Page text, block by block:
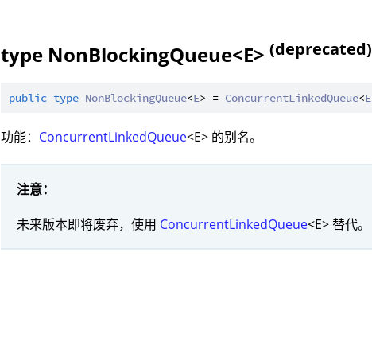
type NonBlockingQueue<E>(deprecated)
public type NonBlockingQueue<E> = ConcurrentLinkedQueue<E
功能： ConcurrentLinkedQueue<E> 的别名。
注意：
未来版本即将废弃，使用 ConcurrentLinkedQueue<E> 替代。